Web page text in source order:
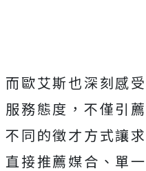
而歐艾斯也深刻感
服務態度，不僅引
不同的徵才方式讓
直接推薦媒合、單